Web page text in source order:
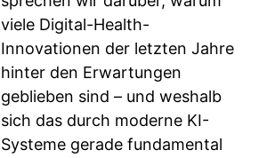
viele Digital-Health-
Innovationen der letzten Jahre
hinter den Erwartungen
geblieben sind – und weshalb
sich das durch moderne KI-
Systeme gerade fundamental